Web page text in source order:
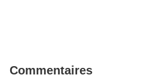
Commentaires